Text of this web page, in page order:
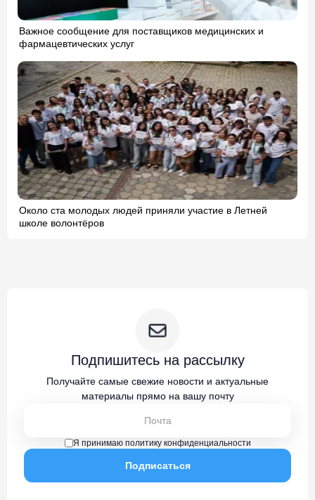
Важное сообщение для поставщиков медицинских и
фармацевтических услуг
Около ста молодых людей приняли участие в Летней
школе волонтёров
Подпишитесь на рассылку
Получайте самые свежие новости и актуальные
материалы прямо на вашу почту
Я принимаю политику конфиденциальности